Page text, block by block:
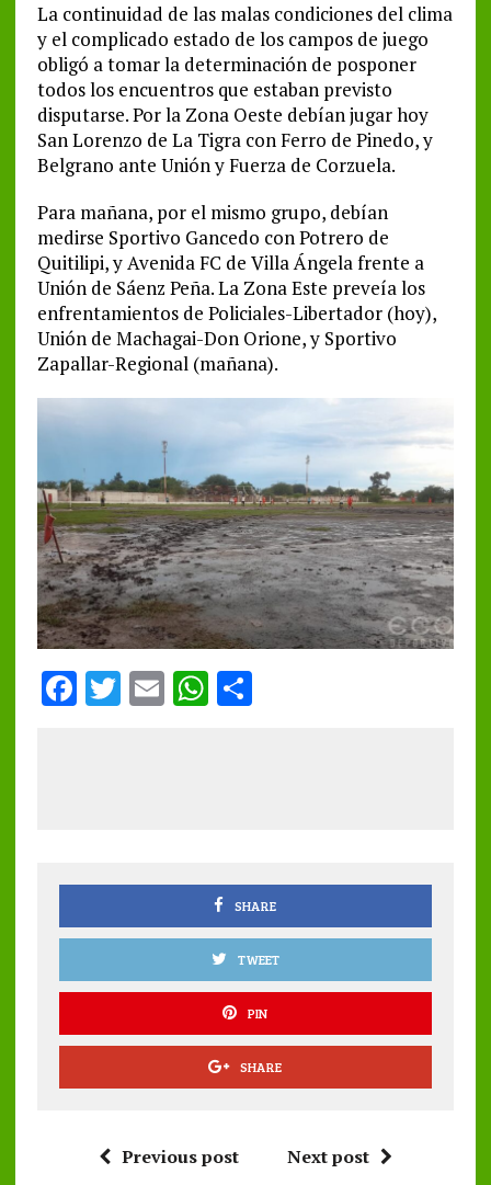
La continuidad de las malas condiciones del clima
y el complicado estado de los campos de juego
obligó a tomar la determinación de posponer
todos los encuentros que estaban previsto
disputarse. Por la Zona Oeste debían jugar hoy
San Lorenzo de La Tigra con Ferro de Pinedo, y
Belgrano ante Unión y Fuerza de Corzuela.
Para mañana, por el mismo grupo, debían
medirse Sportivo Gancedo con Potrero de
Quitilipi, y Avenida FC de Villa Ángela frente a
Unión de Sáenz Peña. La Zona Este preveía los
enfrentamientos de Policiales-Libertador (hoy),
Unión de Machagai-Don Orione, y Sportivo
Zapallar-Regional (mañana).
F
k
T E W
p
S
SHARE
TWEET
PIN
SHARE
Previous post Next post